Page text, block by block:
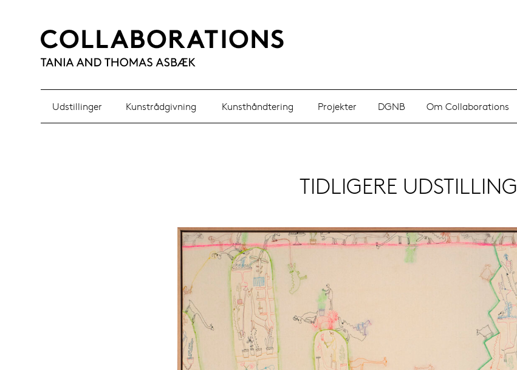
Udstillinger Kunstrådgivning Kunsthåndtering Projekter DGNB Om Collaborations
TIDLIGERE UDSTILLING